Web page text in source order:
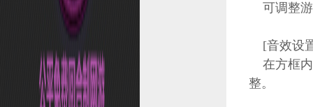
可调整游
[音效设
在方框内
整。